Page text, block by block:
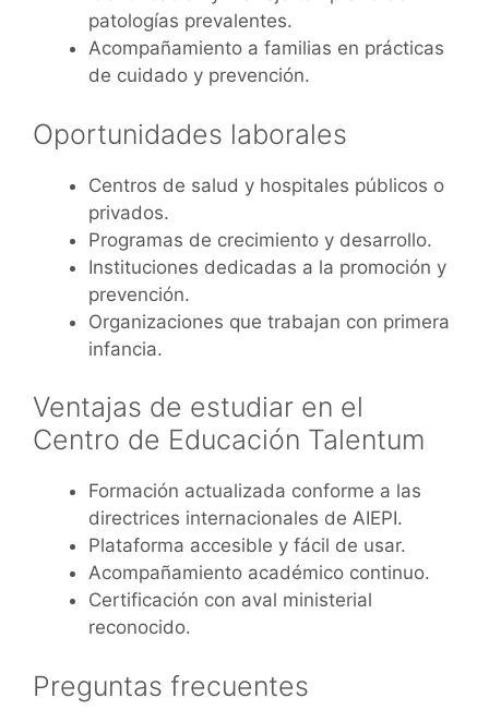
patologías prevalentes.
Acompañamiento a familias en prácticas
de cuidado y prevención.
Oportunidades laborales
Centros de salud y hospitales públicos o
privados.
Programas de crecimiento y desarrollo.
Instituciones dedicadas a la promoción y
prevención.
Organizaciones que trabajan con primera
infancia.
Ventajas de estudiar en el
Centro de Educación Talentum
Formación actualizada conforme a las
directrices internacionales de AIEPI.
Plataforma accesible y fácil de usar.
Acompañamiento académico continuo.
Certificación con aval ministerial
reconocido.
Preguntas frecuentes